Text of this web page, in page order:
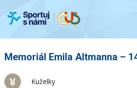
Memoriál Emila Altmanna –
Kuželky